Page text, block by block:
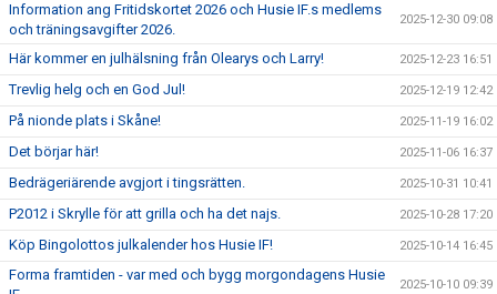
Information ang Fritidskortet 2026 och Husie IF.s medlems
och träningsavgifter 2026.
2025-12-30 09:08
Här kommer en julhälsning från Olearys och Larry! 2025-12-23 16:51
Trevlig helg och en God Jul! 2025-12-19 12:42
På nionde plats i Skåne! 2025-11-19 16:02
Det börjar här! 2025-11-06 16:37
Bedrägeriärende avgjort i tingsrätten. 2025-10-31 10:41
P2012 i Skrylle för att grilla och ha det najs. 2025-10-28 17:20
Köp Bingolottos julkalender hos Husie IF! 2025-10-14 16:45
Forma framtiden - var med och bygg morgondagens Husie
2025-10-10 09:39